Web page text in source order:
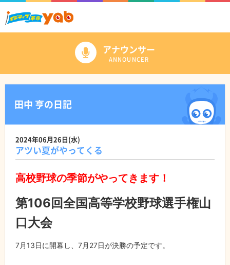
アナウンサー
ANNOUNCER
田中 亨の日記
2024年06月26日(水)
アツい夏がやってくる
高校野球の季節がやってきます！
第106回全国高等学校野球選手権山
口大会
7月13日に開幕し、7月27日が決勝の予定です。